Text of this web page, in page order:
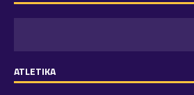
ATLETIKA